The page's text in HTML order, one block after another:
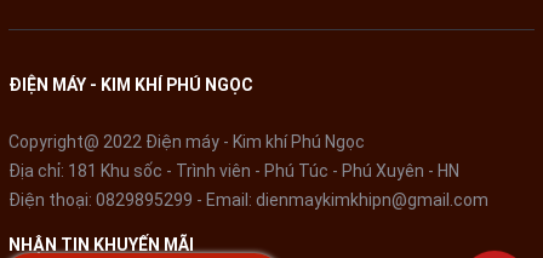
ĐIỆN MÁY - KIM KHÍ PHÚ NGỌC
Copyright@ 2022 Điện máy - Kim khí Phú Ngọc
Địa chỉ: 181 Khu sốc - Trình viên - Phú Túc - Phú Xuyên - HN
Điện thoại: 0829895299 - Email: dienmaykimkhipn@gmail.com
NHẬN TIN KHUYẾN MÃI